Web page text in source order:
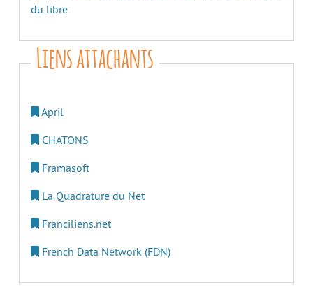
du libre
Liens attachants
April
CHATONS
Framasoft
La Quadrature du Net
Franciliens.net
French Data Network (FDN)